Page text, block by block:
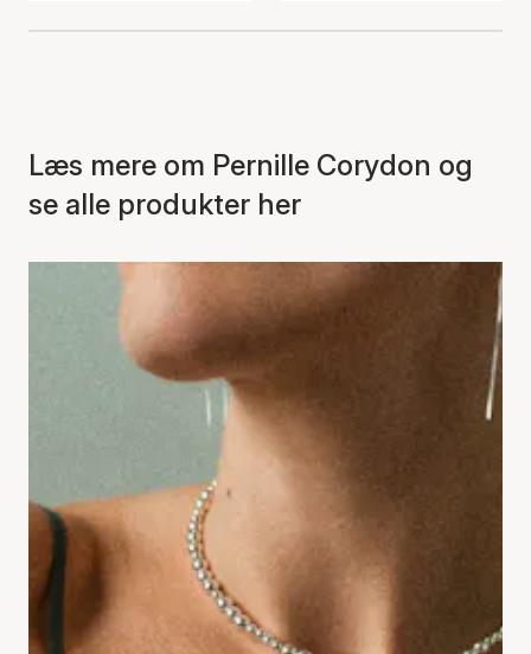
Læs mere om Pernille Corydon og
se alle produkter her